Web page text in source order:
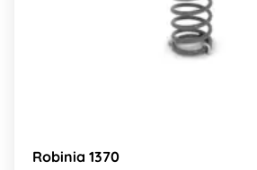
Robinia 1370